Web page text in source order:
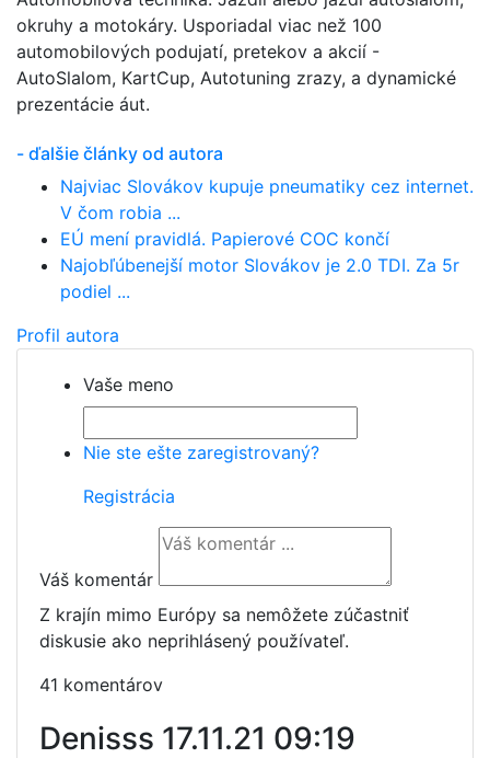
okruhy a motokáry. Usporiadal viac než 100
automobilových podujatí, pretekov a akcií -
AutoSlalom, KartCup, Autotuning zrazy, a dynamické
prezentácie áut.
- ďalšie články od autora
Najviac Slovákov kupuje pneumatiky cez internet.
V čom robia ...
EÚ mení pravidlá. Papierové COC končí
Najobľúbenejší motor Slovákov je 2.0 TDI. Za 5r
podiel ...
Profil autora
Vaše meno
Nie ste ešte zaregistrovaný?
Registrácia
Váš komentár
Z krajín mimo Európy sa nemôžete zúčastniť
diskusie ako neprihlásený používateľ.
41 komentárov
Denisss 17.11.21 09:19